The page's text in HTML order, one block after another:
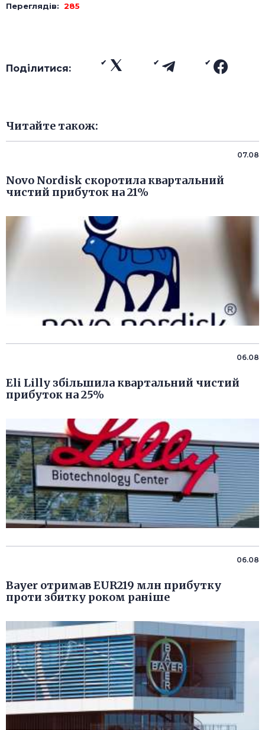
Переглядів: 285
Поділитися:
Читайте також:
07.08
Novo Nordisk скоротила квартальний
чистий прибуток на 21%
06.08
Eli Lilly збільшила квартальний чистий
прибуток на 25%
06.08
Bayer отримав EUR219 млн прибутку
проти збитку роком раніше